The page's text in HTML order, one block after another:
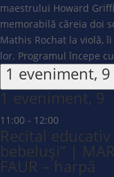
maestrului Howard
memorabilă căreia doi
Mathis Rochat la violă,
lor. Programul începe
1 eveniment, 9
1 eveniment, 9
11:00 - 12:00
Recital
bebeluși” |
FAUR – harpă